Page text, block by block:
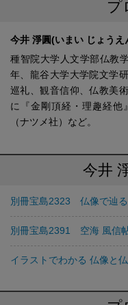
プ
今井 淨圓(いまい じょうえ
種智院大学人文学部仏教
年、龍谷大学大学院文学
巡礼、観音信仰、仏教美
に『金剛頂経・理趣経
（ナツメ社）など。
今井
別冊宝島2323 仏像で辿
別冊宝島2391 空海 風信
イラストでわかる 仏像と